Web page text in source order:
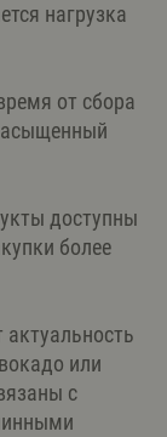
нагрузка
от сбора
доступны
более
или
с